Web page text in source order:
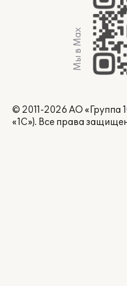
Мы в Max
© 2011-2026 АО «Группа
«1С»). Все права